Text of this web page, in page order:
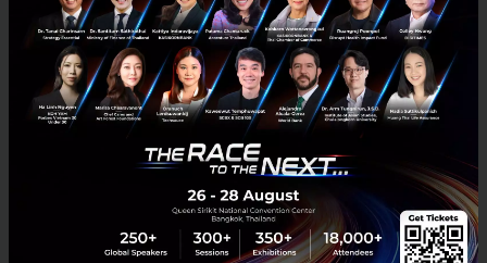
ยุโรปของ Alibaba.com Harrison ผ่านเข้ารอบ 30 คน
สุดท้ายจากผู้สมัคร SMEs หลายพันรายทั่วยุโรป ใช้เวลา
เพียง 90 วินาทีโน้มน้าวคณะกรรมการ และคว้ารางวัล
Grand Winner พร้อมเงินรางวัล 200,000 ดอลลาร์สหรัฐฯ
ส่วนผู้เข้ารอบสุดท้ายอีก 10 รายจากสหราชอาณาจักร
ฝรั่งเศส เยอรมนี และอิตาลี ได้รับรางวัลคนละ 20,000